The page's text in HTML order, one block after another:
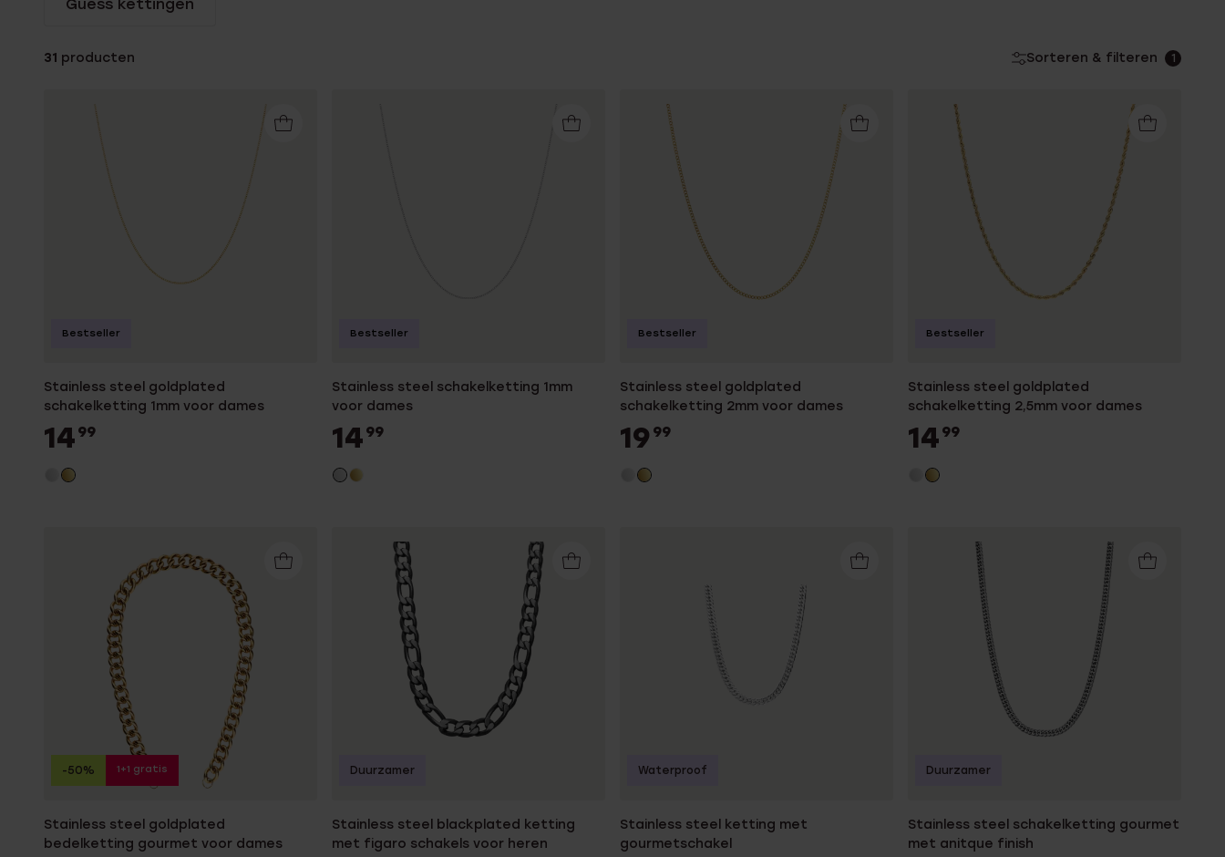
Gepersonaliseerde
Accessoires
Guess kettingen
31 producten Sorteren & filteren 1
Stainless steel goldplated
schakelketting 1mm voor dames
14 99
Bestseller
Stainless steel schakelketting 1mm
voor dames
14 99
Bestseller
Stainless steel goldplated
schakelketting 2mm voor dames
19 99
Bestseller
Stainless steel goldplated
schakelketting 2,5mm voor dames
14 99
Bestseller
Stainless steel goldplated
bedelketting gourmet voor dames
-50% 1+1 gratis
Stainless steel blackplated ketting
met figaro schakels voor heren
Duurzamer
Stainless steel ketting met
gourmetschakel
Waterproof
Stainless steel schakelketting gourmet
met anitque finish
Duurzamer